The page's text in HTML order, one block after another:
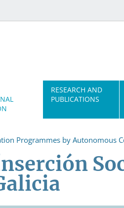
RESEARCH AND
PUBLICATIONS
Programmes by Autonomous
nserción